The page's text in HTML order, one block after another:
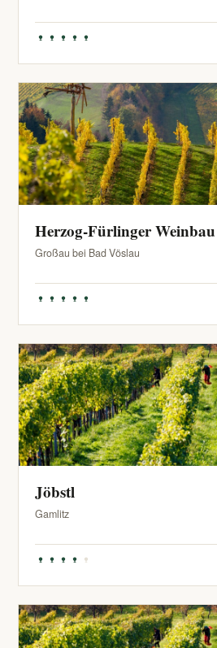
Herzog-Fürlinger Weinbau
Großau bei Bad Vöslau
Jöbstl
Gamlitz